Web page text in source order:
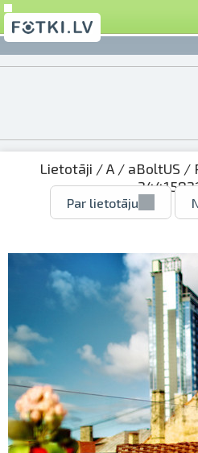
Lietotāji /A / aBoltUS /
Par lietotāju